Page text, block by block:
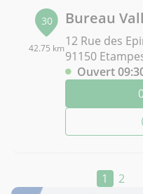
30
42.75 km
Bureau
12 Rue des
91150
Ouvert
1 2